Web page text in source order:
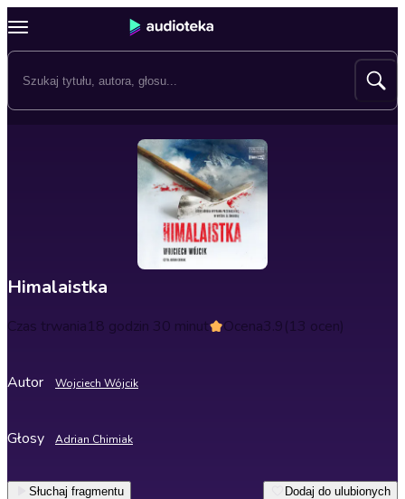
Himalaistka
Czas trwania18 godzin 30 minut Ocena3.9(13 ocen)
Autor Wojciech Wójcik
Głosy Adrian Chimiak
Słuchaj fragmentu Dodaj do ulubionych